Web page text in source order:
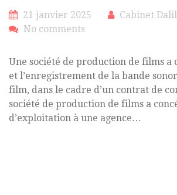
21 janvier 2025
Cabinet
No comments
Une société de production de films a
et l’enregistrement de la bande
film, dans le cadre d’un contrat de
société de production de films a
d’exploitation à une agence…